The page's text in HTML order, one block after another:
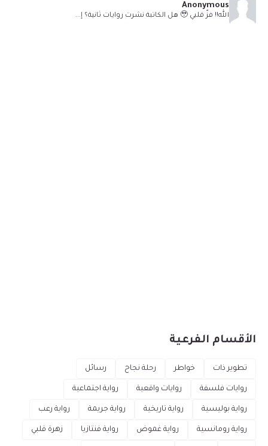
Anonymous
الله!! فزّ قلبي 🥹 هل الكاتبة نشرت روايات ثانية؟ إ...
الأقسام الفرعية
تطوير ذات خواطر رحلة نجاح رسائل
روايات فلسفة روايات واقعية رواية اجتماعية
رواية بوليسية رواية تاريخية رواية جريمة رواية رعب
رواية رومانسية رواية غموض رواية فنتازيا زهرة قلبي